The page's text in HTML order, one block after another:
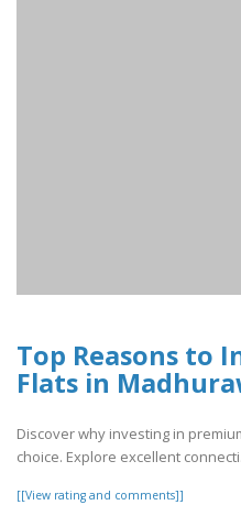
Top Reasons to
Flats in
Discover why investing in
choice. Explore excellent
[[View rating and comments]]